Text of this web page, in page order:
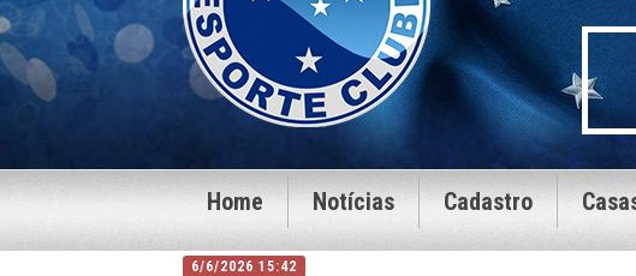
Home Notícias Cadastro
6/6/2026 15:42